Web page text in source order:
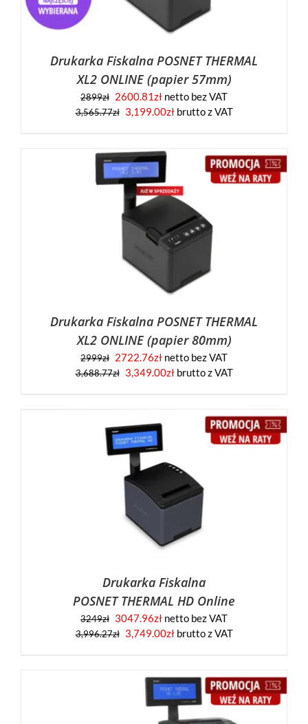
Drukarka Fiskalna POSNET THERMAL
XL2 ONLINE (papier 57mm)
2899zł 2600.81zł netto bez VAT
3,565.77zł 3,199.00złbrutto z VAT
Drukarka Fiskalna POSNET THERMAL
XL2 ONLINE (papier 80mm)
2999zł 2722.76zł netto bez VAT
3,688.77zł 3,349.00złbrutto z VAT
Drukarka Fiskalna
POSNET THERMAL HD Online
3249zł 3047.96zł netto bez VAT
3,996.27zł 3,749.00złbrutto z VAT